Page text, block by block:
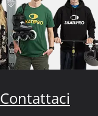
Contattaci